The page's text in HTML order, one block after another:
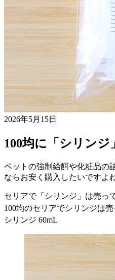
2026年5月15日
100均に「シリン
ペットの強制給餌や化粧品の
ならお安く購入したいですよ
セリアで「シリンジ」は売っ
100均のセリアでシリンジは
シリンジ 60mL